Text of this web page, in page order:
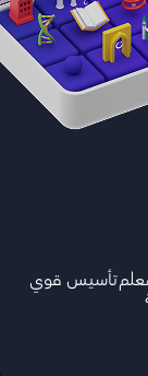
تأسيس قوي